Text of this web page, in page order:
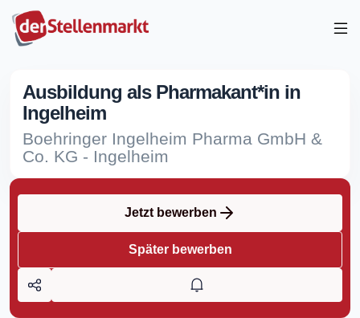
Ausbildung als Pharmakant*in in
Ingelheim
Boehringer Ingelheim Pharma GmbH &
Co. KG - Ingelheim
Jetzt bewerben
Später bewerben